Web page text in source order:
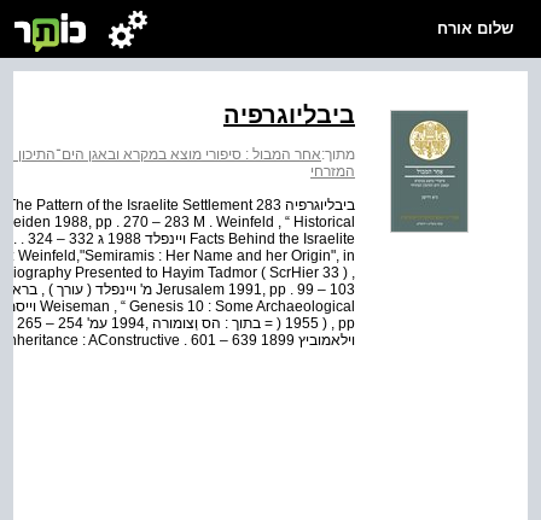
שלום אורח
ביבליוגרפיה
מתוך:אחר המבול : סיפורי מוצא במקרא ובאגן הים־התיכון
המזרחי
1988, pp . 270 – 283 M . Weinfeld , “ Historical
Presented to Hayim Tadmor ( ScrHier 33 ) ,
וילאמוביץ 1899 639 – 601 . pp , ) 1899 ( I . Willi - Plein , “ Power or Inheritance : AConstructive וילי...